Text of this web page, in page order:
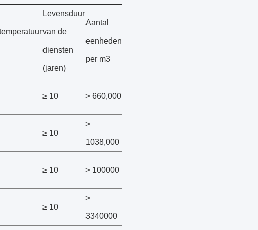
Levensduur
van de
diensten
(jaren)
Aantal
eenheden
per m3
≥ 10 > 660,000
≥ 10
>
1038,000
≥ 10 > 100000
≥ 10
>
3340000